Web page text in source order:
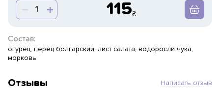
115
Состав:
огурец, перец болгарский, лист салата, водоросли чука,
морковь
Отзывы Написать отзыв